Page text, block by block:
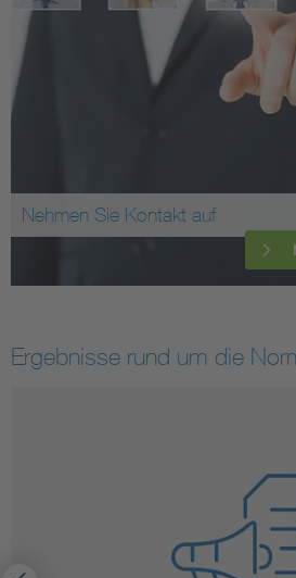
Nehmen Sie Kontakt auf
Ergebnisse rund um die